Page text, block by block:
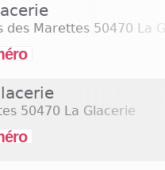
des Marettes 50470 La
50470 La Glacerie